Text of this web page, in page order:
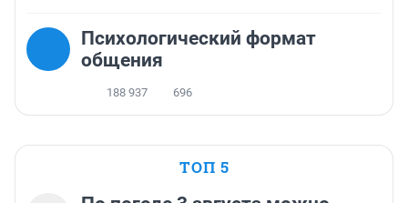
Психологический формат
общения
188 937 696
ТОП 5